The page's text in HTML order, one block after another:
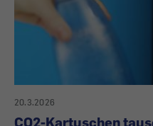
20.3.2026
CO2-Kartuschen